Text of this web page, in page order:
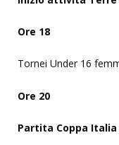
Ore 18
Tornei Under 16
Ore 20
Partita Coppa Italia